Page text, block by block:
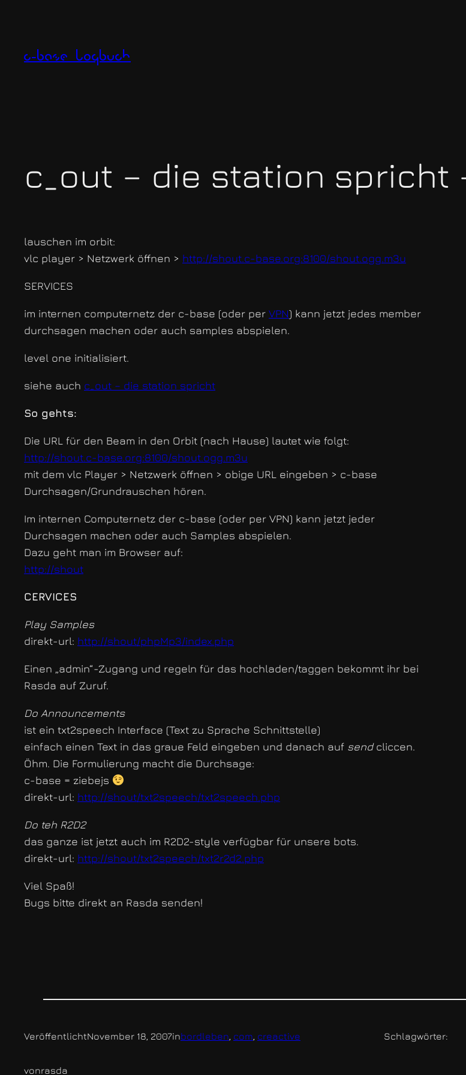
c-base logbuch
c_out – die station spricht
lauschen im orbit:
vlc player > Netzwerk öffnen > http://shout.c-base.org:8100/shout.ogg.m3u
SERVICES
im internen computernetz der c-base (oder per VPN) kann jetzt jedes member
durchsagen machen oder auch samples abspielen.
level one initialisiert.
siehe auch c_out – die station spricht
So gehts:
Die URL für den Beam in den Orbit (nach Hause) lautet wie folgt:
http://shout.c-base.org:8100/shout.ogg.m3u
mit dem vlc Player > Netzwerk öffnen > obige URL eingeben > c-base
Durchsagen/Grundrauschen hören.
Im internen Computernetz der c-base (oder per VPN) kann jetzt jeder
Durchsagen machen oder auch Samples abspielen.
Dazu geht man im Browser auf:
http://shout
CERVICES
Play Samples
direkt-url: http://shout/phpMp3/index.php
Einen „admin“-Zugang und regeln für das hochladen/taggen bekommt ihr bei
Rasda auf Zuruf.
Do Announcements
ist ein txt2speech Interface (Text zu Sprache Schnittstelle)
einfach einen Text in das graue Feld eingeben und danach auf sendcliccen.
Öhm. Die Formulierung macht die Durchsage:
c-base = ziebejs
direkt-url: http://shout/txt2speech/txt2speech.php
Do teh R2D2
das ganze ist jetzt auch im R2D2-style verfügbar für unsere bots.
direkt-url: http://shout/txt2speech/txt2r2d2.php
Viel Spaß!
Bugs bitte direkt an Rasda senden!
VeröffentlichtNovember 18, 2007inbordleben, com, creactive
vonrasda
Schlagwörter: